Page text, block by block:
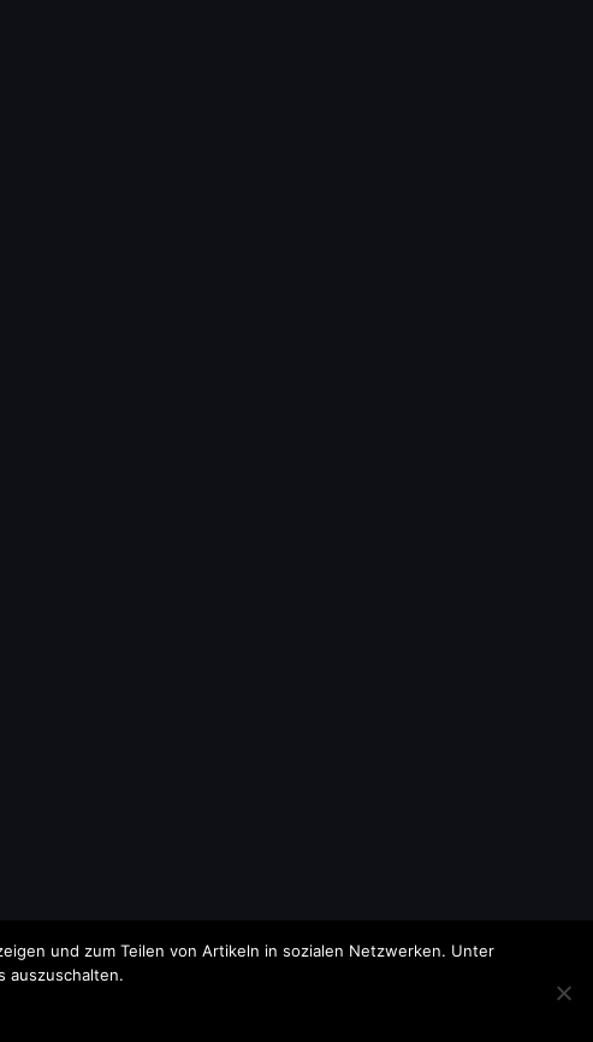
und zum Teilen von Artikeln in sozialen Netzwerken. Unter
auszuschalten.